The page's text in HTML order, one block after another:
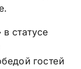
статусе
гостей